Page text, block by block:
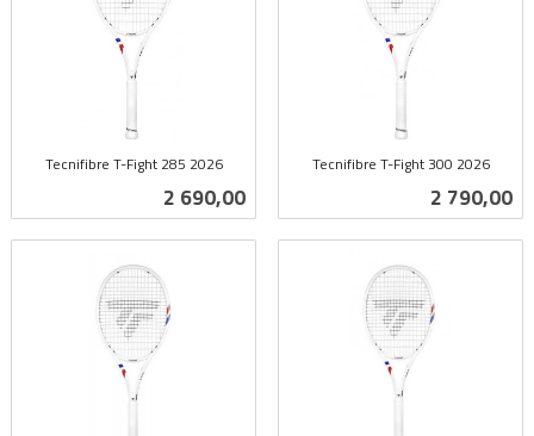
Tecnifibre T-Fight 285 2026
Pris
2 690,00
Tecnifibre T-Fight 300 2026
Pris
2 790,00